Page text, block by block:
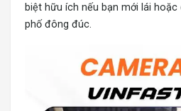
biệt hữu ích nếu bạn mới lái
phố đông đúc.